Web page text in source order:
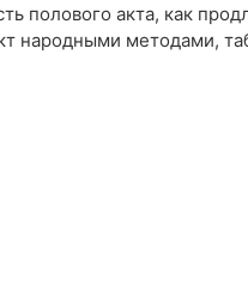
полового акта, как
народными методами,